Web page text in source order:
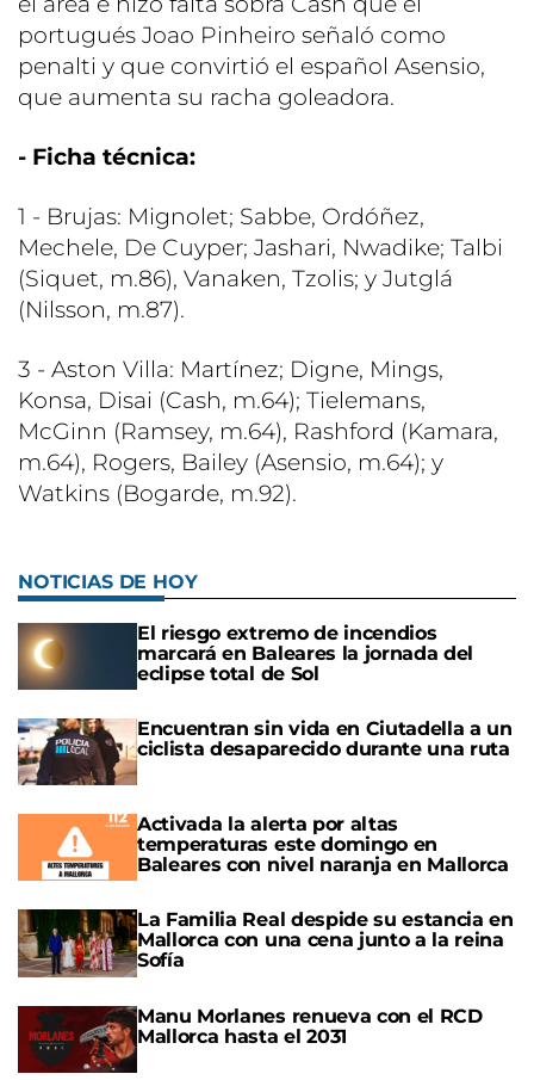
portugués Joao Pinheiro señaló como
penalti y que convirtió el español Asensio,
que aumenta su racha goleadora.
- Ficha técnica:
1 - Brujas: Mignolet; Sabbe, Ordóñez,
Mechele, De Cuyper; Jashari, Nwadike; Talbi
(Siquet, m.86), Vanaken, Tzolis; y Jutglá
(Nilsson, m.87).
3 - Aston Villa: Martínez; Digne, Mings,
Konsa, Disai (Cash, m.64); Tielemans,
McGinn (Ramsey, m.64), Rashford (Kamara,
m.64), Rogers, Bailey (Asensio, m.64); y
Watkins (Bogarde, m.92).
NOTICIAS DE HOY
El riesgo extremo de incendios
marcará en Baleares la jornada del
eclipse total de Sol
Encuentran sin vida en Ciutadella a un
ciclista desaparecido durante una ruta
Activada la alerta por altas
temperaturas este domingo en
Baleares con nivel naranja en Mallorca
La Familia Real despide su estancia en
Mallorca con una cena junto a la reina
Sofía
Manu Morlanes renueva con el RCD
Mallorca hasta el 2031